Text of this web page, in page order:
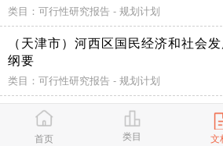
类目：可行性研究报告 - 规划计划
（天津市）河西区国民经济和社会
纲要
类目：可行性研究报告 - 规划计划
（北京市）延庆区国民经济和社会
首页 类目 文